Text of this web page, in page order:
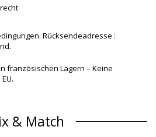
Rücksendeadresse :
französischen Lagern – Keine
& Match